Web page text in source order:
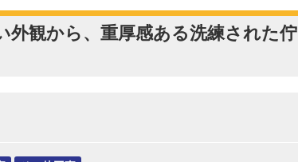
観から、重厚感ある洗練された佇